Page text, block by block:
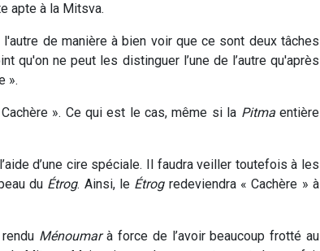
apte à la Mitsva.
de manière à bien voir que ce sont deux tâches
ne peut les distinguer l’une de l’autre qu'après
».
». Ce qui est le cas, même si la Pitmaentière
d’une cire spéciale. Il faudra veiller toutefois à les
du Étrog. Ainsi, le Étrogredeviendra « Cachère » à
Ménoumarà force de l’avoir beaucoup frotté au